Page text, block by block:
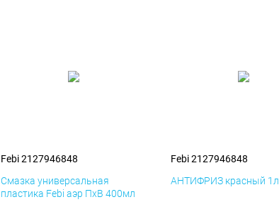
Febi 2127946848
Смазка универсальная
пластика Febi аэр ПхВ 400мл
Febi 2127946848
АНТИФРИЗ красный 1л.